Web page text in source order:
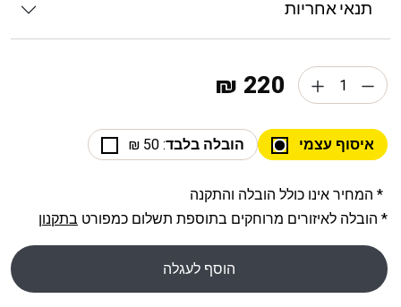
תנאי אחריות
220 ₪
איסוף עצמי הובלה בלבד: 50 ₪
* המחיר אינו כולל הובלה והתקנה
* הובלה לאיזורים מרוחקים בתוספת תשלום כמפורט בתקנון
הוסף לעגלה